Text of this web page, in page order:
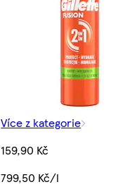
Více z kategorie
159,90 Kč
799,50 Kč/l